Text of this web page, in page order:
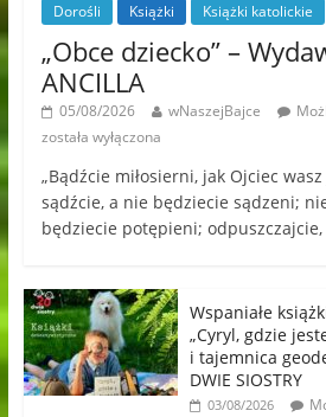
Dorośli Książki Książki katolickie
„Obce dziecko” –
ANCILLA
05/08/2026 wNaszejBajce
została wyłączona
„Bądźcie miłosierni, jak Ojciec
sądźcie, a nie będziecie sądzeni;
będziecie potępieni; odpuszczajcie,
Wspaniałe
„Cyryl, gdzie
i tajemnica
DWIE SIOSTRY
03/08/2026